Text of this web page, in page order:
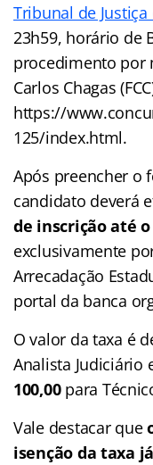
Tribunal de
23h59, horário de
procedimento por
Carlos Chagas
https://
125/index.html.
Após preencher o
candidato deverá
de inscrição até
exclusivamente
Arrecadação
portal da banca
O valor da taxa é
Analista Judiciário
100,00para
Vale destacar que
isenção da taxa